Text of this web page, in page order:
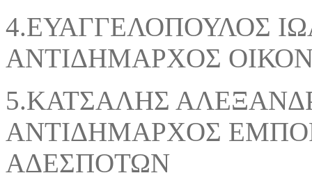
ΑΝΤΙΔΗΜΑΡΧΟΣ
5.ΚΑΤΣΑΛΗΣ
ΑΝΤΙΔΗΜΑΡΧΟΣ
ΑΔΕΣΠΟΤΩΝ